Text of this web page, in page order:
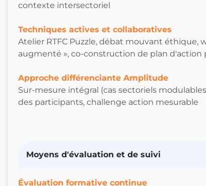
contexte intersectoriel
Techniques actives et collaboratives
Atelier RTFC Puzzle, débat mouvant éthique,
augmenté », co-construction de plan d'action
Approche différenciante Amplitude
Sur-mesure intégral (cas sectoriels
des participants, challenge action mesurable
Moyens d'évaluation et de suivi
Évaluation formative continue